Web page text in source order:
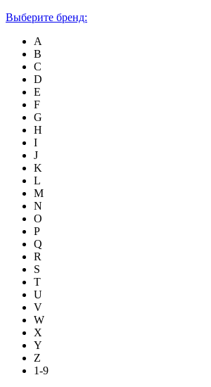
Выберите бренд:
A
B
C
D
E
F
G
H
I
J
K
L
M
N
O
P
Q
R
S
T
U
V
W
X
Y
Z
1-9